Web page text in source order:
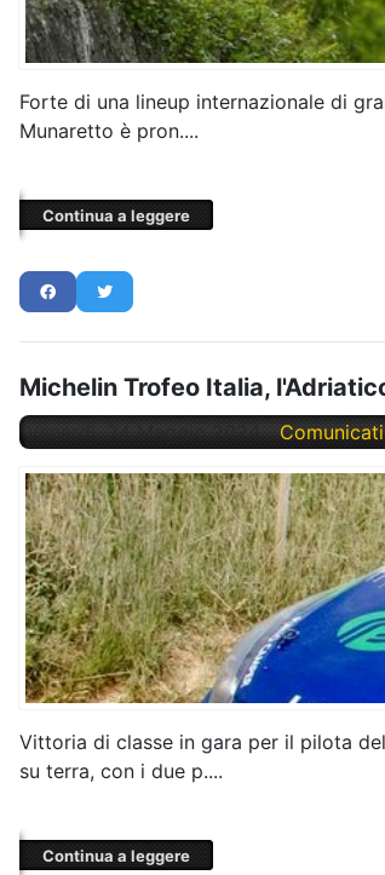
Forte di una lineup internazionale di
Munaretto è pron....
Continua a leggere
Michelin Trofeo Italia,
Venerdì, 24 Maggio 2024
Vittoria di classe in gara per il pilota
su terra, con i due p....
Continua a leggere